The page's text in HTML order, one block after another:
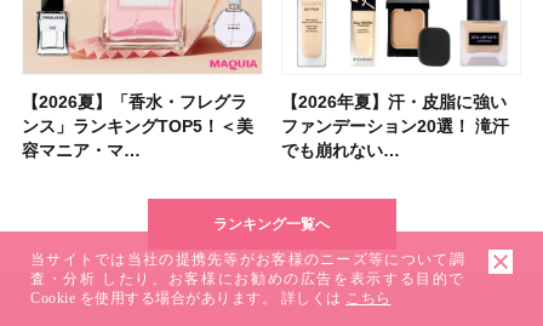
【2026夏】「香水・フレグラ
ンス」ランキングTOP5！＜美
容マニア・マ…
【2026年夏】汗・皮脂に強い
ファンデーション20選！ 滝汗
でも崩れない…
【クリスマスコフレ2026】ク
リニークのホリデーコフレを一
挙紹介！ 人気…
【コスメデコルテ】ブランド最
高峰ラインから新作エイジング
ケアクリーム「A…
【2026年夏】汗・皮脂に強い
ファンデーション20選！ 滝汗
でも崩れない…
【崩れないフェイスパウダーの
塗り方】ブラシ？パフ？ 肌質
別メイクHOW …
【2026夏】「リップケア」ラ
ンキングTOP5！＜美容マニア
集団・マキア…
【クリスマスコフレ2026】
BAUM（バウム）が誘う静寂の
香りの世界へ。…
【2026夏】「インナーケア・
サプリ」ランキングTOP5！＜
美容マニア集…
【おすすめダイエットサプリ８
選】食べすぎた日をサポート！
選び方＆糖質・脂…
【最新】髪のうねり・広がり・
くせ毛におすすめのシャンプー
17選
【2026年】最新トレンド「ボ
ブ」13種類を徹底解説！ 定番
＆人気の髪型…
【フォロー＆いいねで当たる】
中国割烹旅館 掬水亭の宿泊券
を1組2名様にプ…
【無印良品】スキンケア×衣料
素材の最強タッグで実現！ 着
るだけで保湿でき…
【全色レビュー】ケイト メロ
ウブラウンアイズ限定色追加！
イエベ・ブルベ別…
【スック2026新作】秋コレク
ションを全品スウォッチ&イエ
ベブルベ分け！
ランキング一覧へ
当サイトでは当社の提携先等がお客様のニーズ等について調
査・分析 したり、お客様にお勧めの広告を表示する目的で
Cookie を使用する場合があります。 詳しくは こちら